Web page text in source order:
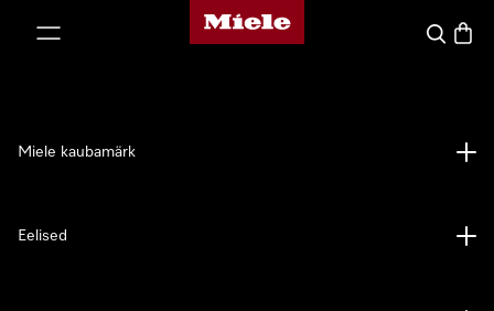
Miele avaleht
Search
Miele kaubamärk
Eelised